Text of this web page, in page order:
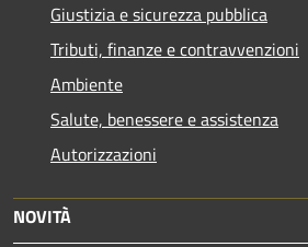
Giustizia e sicurezza pubblica
Tributi, finanze e contravvenzioni
Ambiente
Salute, benessere e assistenza
Autorizzazioni
NOVITÀ